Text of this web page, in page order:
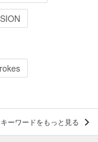
キーワードをもっと見る